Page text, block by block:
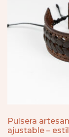
Pulsera
ajustable –